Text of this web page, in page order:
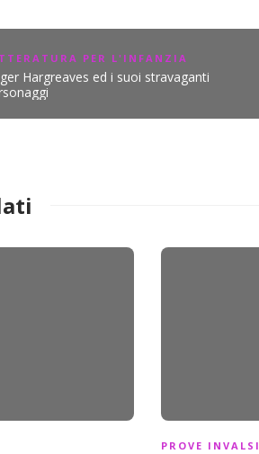
PER L'INFANZIA
Hargreaves ed i suoi stravaganti
PROVE INVALSI